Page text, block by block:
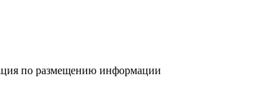
по размещению информации